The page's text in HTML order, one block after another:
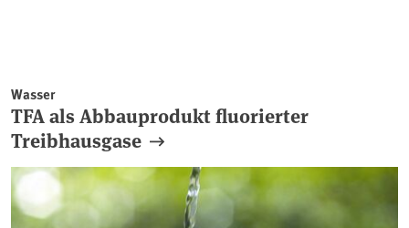
Wasser
TFA als Abbauprodukt fluorierter
Treibhausgase